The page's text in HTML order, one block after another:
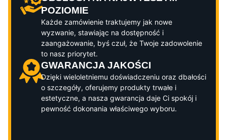
POZIOMIE
Każde zamówienie traktujemy jak nowe
wyzwanie, stawiając na dostępność i
zaangażowanie, byś czuł, że Twoje zadowolenie
to nasz priorytet.
GWARANCJA JAKOŚCI
Dzięki wieloletniemu doświadczeniu oraz dbałości
o szczegóły, oferujemy produkty trwałe i
estetyczne, a nasza gwarancja daje Ci spokój i
pewność dokonania właściwego wyboru.